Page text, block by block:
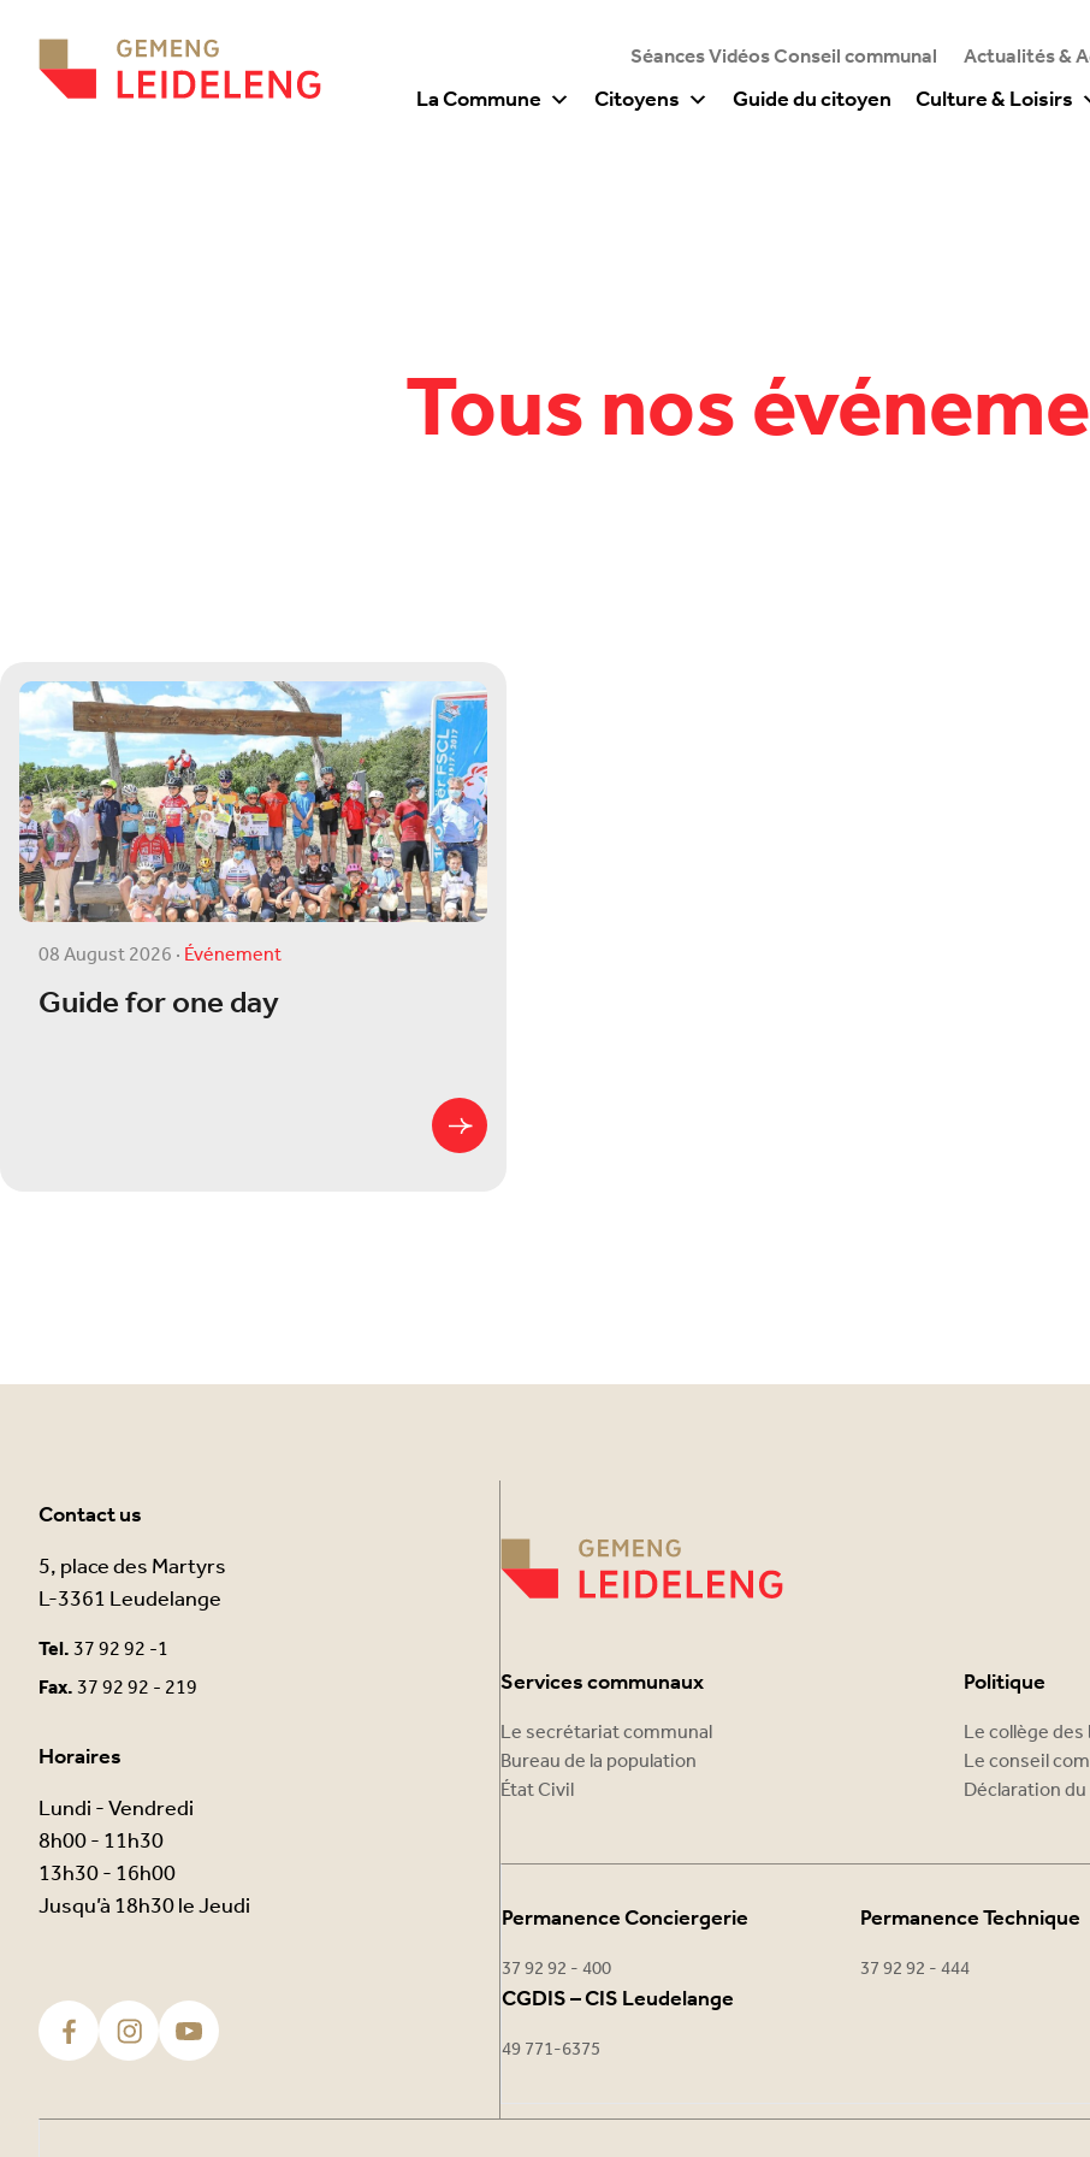
Séances Vidéos Conseil communal Actualités &
La Commune Citoyens Guide du citoyen Culture & Loisirs
Tous nos
08 August 2026·Événement
Guide for one day
Contact us
5, place des Martyrs
L-3361 Leudelange
Tel.37 92 92 -1
Fax.37 92 92 - 219
Horaires
Lundi - Vendredi
8h00 - 11h30
13h30 - 16h00
Jusqu’à 18h30 le Jeudi
Services communaux
Le secrétariat communal
Bureau de la population
État Civil
Politique
Le collège
Le conseil
Déclaration
Permanence Conciergerie
37 92 92 - 400
Permanence Technique
37 92 92 - 444
CGDIS – CIS Leudelange
49 771-6375